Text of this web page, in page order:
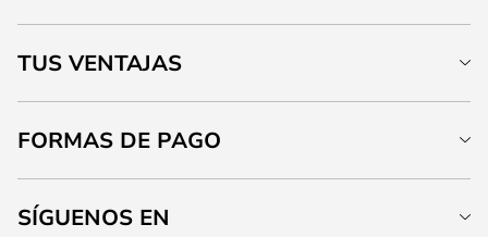
TUS VENTAJAS
FORMAS DE PAGO
SÍGUENOS EN